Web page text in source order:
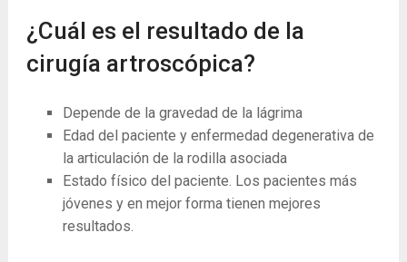
¿Cuál es el resultado de la
cirugía artroscópica?
Depende de la gravedad de la lágrima
Edad del paciente y enfermedad degenerativa de
la articulación de la rodilla asociada
Estado físico del paciente. Los pacientes más
jóvenes y en mejor forma tienen mejores
resultados.